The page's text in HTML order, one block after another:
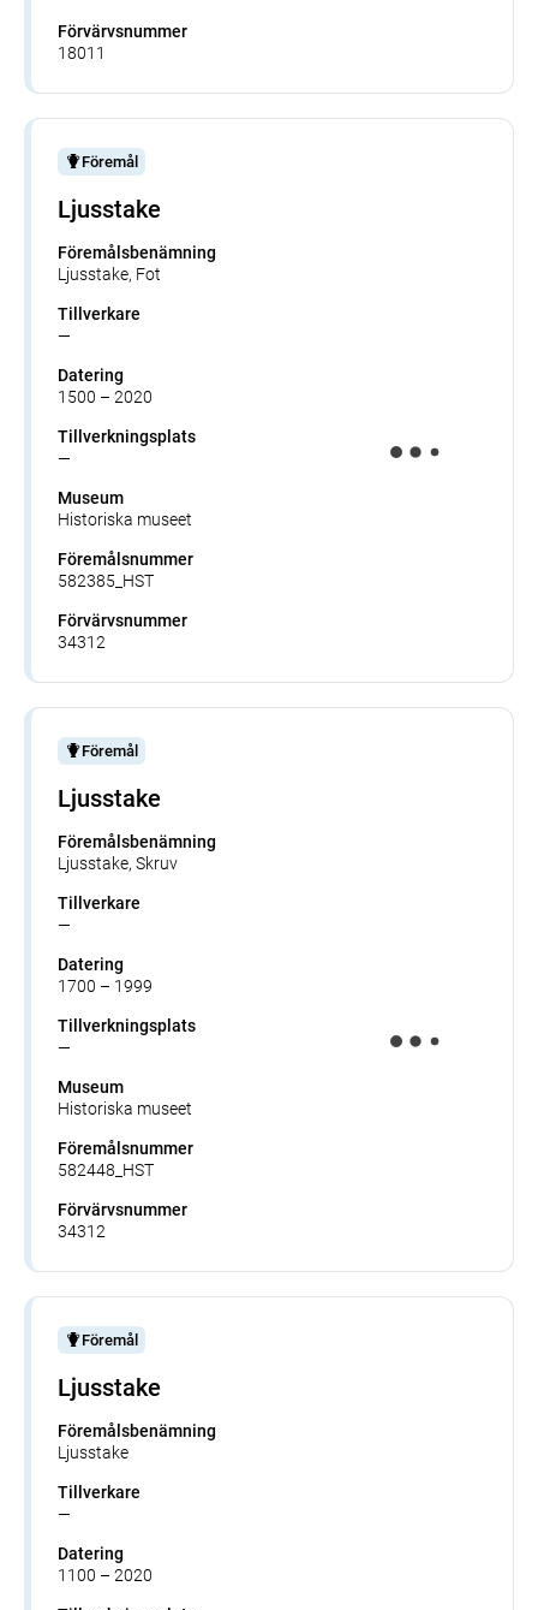
Förvärvsnummer
18011
Föremål
Ljusstake
Föremålsbenämning
Ljusstake, Fot
Tillverkare
—
Datering
1500 – 2020
Tillverkningsplats
—
Museum
Historiska museet
Föremålsnummer
582385_HST
Förvärvsnummer
34312
Föremål
Ljusstake
Föremålsbenämning
Ljusstake, Skruv
Tillverkare
—
Datering
1700 – 1999
Tillverkningsplats
—
Museum
Historiska museet
Föremålsnummer
582448_HST
Förvärvsnummer
34312
Föremål
Ljusstake
Föremålsbenämning
Ljusstake
Tillverkare
—
Datering
1100 – 2020